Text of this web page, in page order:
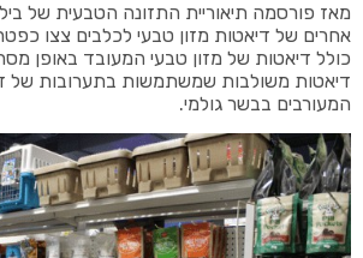
מאז פורסמה תיאוריית התזונה הטבעית של
אחרים של דיאטות מזון טבעי לכלבים צצו
כולל דיאטות של מזון טבעי המעובד באופן
דיאטות משולבות שמשתמשות בתערובות של
המעורבים בבשר גולמי.